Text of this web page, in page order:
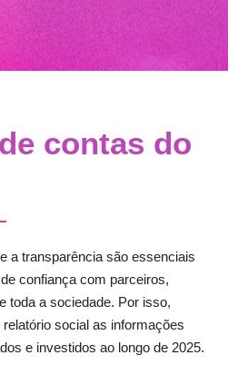
contas do
a transparência são essenciais
confiança com parceiros,
toda a sociedade. Por isso,
social as informações
e investidos ao longo de 2025.